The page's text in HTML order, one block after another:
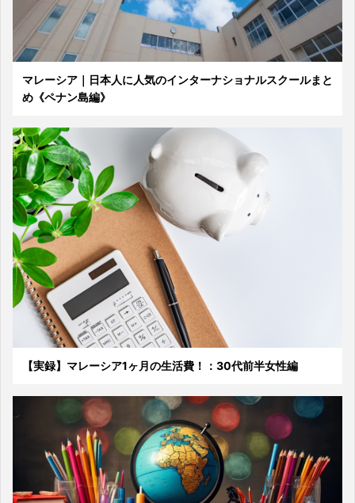
マレーシア｜日本人に人気のインターナショナルスクールまと
め《ペナン島編》
【実録】マレーシア1ヶ月の生活費！：30代前半女性編